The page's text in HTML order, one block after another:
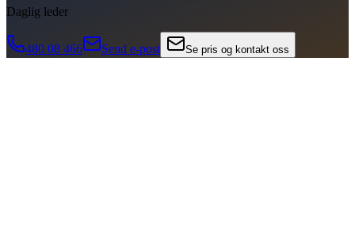
Daglig leder
480 08 466 Send e-post Se pris og kontakt oss